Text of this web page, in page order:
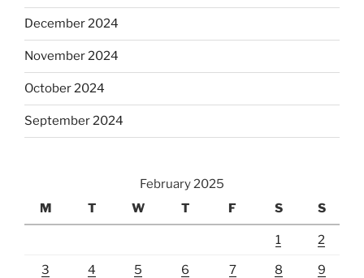
December 2024
November 2024
October 2024
September 2024
February 2025
M
T W T F S S
1 2
3 4 5 6 7 8 9